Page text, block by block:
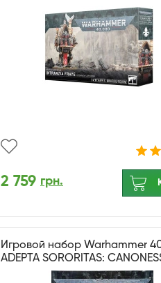
2 759 грн.
Игровой набор Warhammer
ADEPTA SORORITAS: